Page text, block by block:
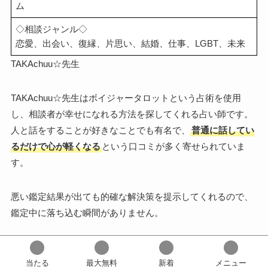
ム
◇相談ジャンル◇
恋愛、出会い、復縁、片思い、結婚、仕事、LGBT、未来
TAKAchuu☆先生
TAKAchuu☆先生はボイジャータロットという占術を使用
し、相談者が幸せになれる方法を探してくれる占い師です。
人と話をすることが好きなことでも有名で、
普通に話してい
るだけで心が軽くなるという口コミが多く寄せられていま
す。
悪い鑑定結果が出ても的確な解決策を提示してくれるので、
鑑定中に落ち込む瞬間がありません。
どんなことも気軽に話せる雰囲気も人気の理由で、対面占い
を初めて受ける人もリラックスしながら鑑定を受けられま
当たる 最大無料 新着 メニュー